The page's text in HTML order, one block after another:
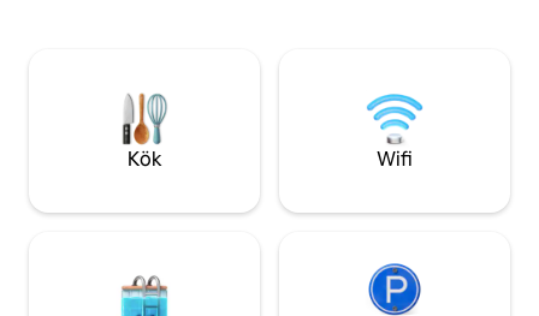
ligger 25 minuter bort eller kör ut i
inlandet med Maleny 20 minuter bort,
passerar genom den vackra staden
bara en kort
Montville,
fantastiska
Kök Wifi